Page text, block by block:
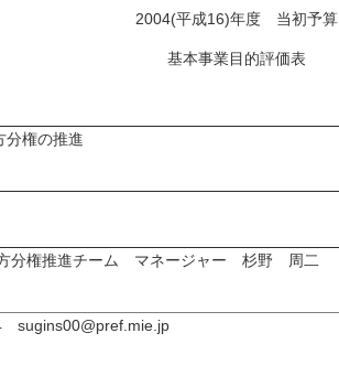
2004(平成16)年度 当初予算
基本事業目的評価表
分権の推進
分権推進チーム マネージャー 杉野 周二
sugins00@pref.mie.jp